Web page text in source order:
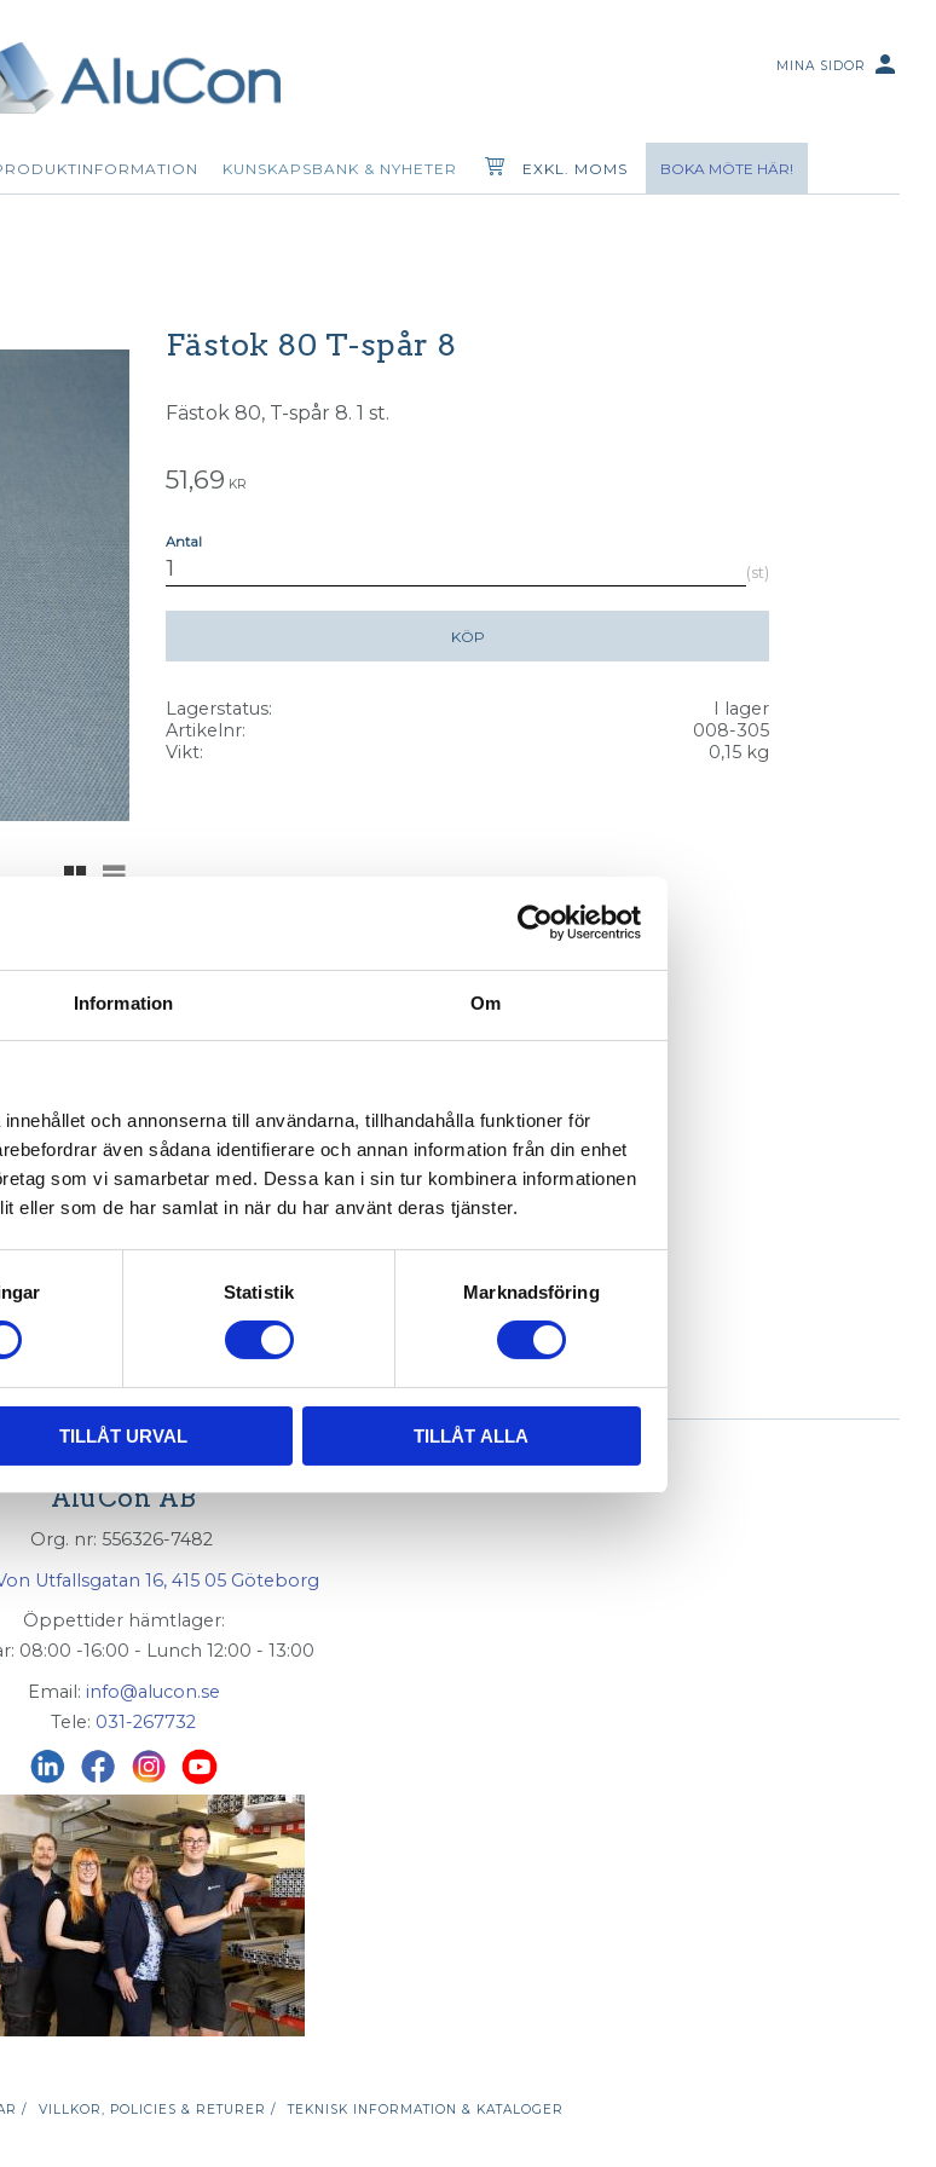
Information Om
och annonserna till användarna, tillhandahålla funktioner för
även sådana identifierare och annan information från din enhet
som vi samarbetar med. Dessa kan i sin tur kombinera informationen
eller som de har samlat in när du har använt deras tjänster.
Statistik Marknadsföring
TILLÅT URVAL TILLÅT ALLA
MINA SIDOR person
KUNSKAPSBANK & NYHETER EXKL. MOMS BOKA MÖTE HÄR!
Fästok 80 T-spår 8
Fästok 80, T-spår 8. 1 st.
Rutnätsvy
Listvy
51,69 KR
Antal
st
KÖP
Lagerstatus
I lager
Artikelnr
008-305
Vikt
0,15 kg
mot sida. Ett 14.1 hål måste borras 20mm från änden på profilen.
AluCon AB
Org. nr: 556326-7482
Utfallsgatan 16, 415 05 Göteborg
Öppettider hämtlager:
08:00 -16:00 - Lunch 12:00 - 13:00
Email: info@alucon.se
Tele: 031-267732
/ VILLKOR, POLICIES & RETURER / TEKNISK INFORMATION & KATALOGER